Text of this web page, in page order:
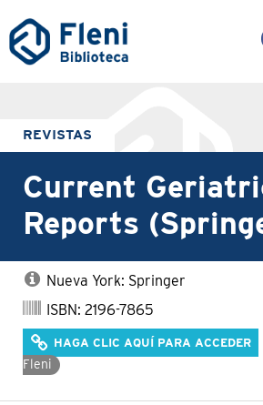
REVISTAS
Current
Reports
Nueva York: Springer
ISBN: 2196-7865
HAGA CLIC AQUÍ PARA ACCEDER
Fleni